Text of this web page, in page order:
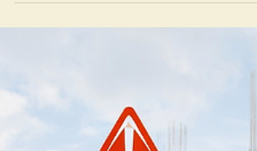
Investitionen, Kostenstrukturen und ESG-